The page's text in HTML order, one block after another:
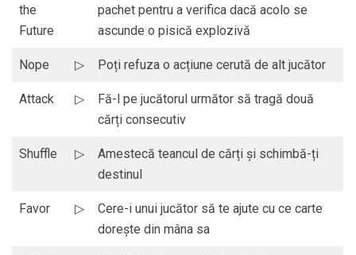
the
Future
pachet pentru a verifica dacă acolo se
ascunde o pisică explozivă
Nope ▷ Poți refuza o acțiune cerută de alt jucător
Attack ▷
Fă-l pe jucătorul următor să tragă două
cărți consecutiv
Shuffle ▷
Amestecă teancul de cărți și schimbă-ți
destinul
Favor ▷
Cere-i unui jucător să te ajute cu ce carte
dorește din mâna sa